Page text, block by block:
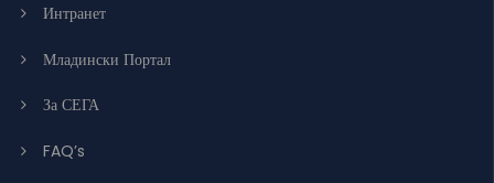
Интранет
Младински Портал
За СЕГА
FAQ’s